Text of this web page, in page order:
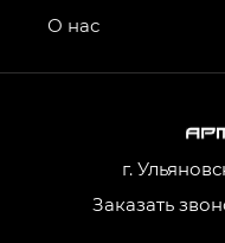
привод — GB
Джи Икс
LOUNGE
Empow — Эмпау
г.
Заказать
О нас